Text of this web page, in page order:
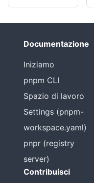
Documentazione
Iniziamo
pnpm CLI
Spazio di lavoro
Settings (pnpm-
workspace.yaml)
pnpr (registry
server)
Contribuisci